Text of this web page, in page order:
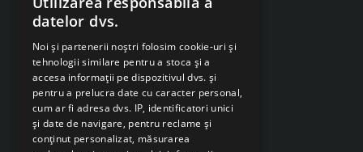
Retragere din contract
datelor dvs.
Noi și partenerii noștri folosim cookie-uri și
tehnologii similare pentru a stoca și a
accesa informații pe dispozitivul dvs. și
pentru a prelucra date cu caracter personal,
cum ar fi adresa dvs. IP, identificatori unici
și date de navigare, pentru reclame și
conținut personalizat, măsurarea